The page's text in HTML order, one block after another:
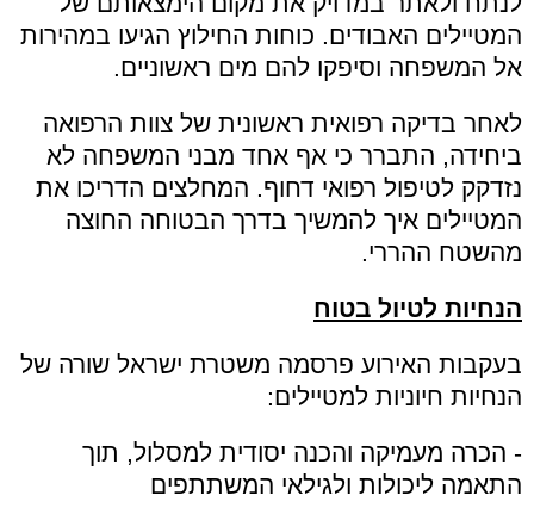
המטיילים האבודים. כוחות החילוץ הגיעו במהירות
אל המשפחה וסיפקו להם מים ראשוניים.
לאחר בדיקה רפואית ראשונית של צוות הרפואה
ביחידה, התברר כי אף אחד מבני המשפחה לא
נזדקק לטיפול רפואי דחוף. המחלצים הדריכו את
המטיילים איך להמשיך בדרך הבטוחה החוצה
מהשטח ההררי.
הנחיות לטיול בטוח
בעקבות האירוע פרסמה משטרת ישראל שורה של
הנחיות חיוניות למטיילים:
- הכרה מעמיקה והכנה יסודית למסלול, תוך
התאמה ליכולות ולגילאי המשתתפים